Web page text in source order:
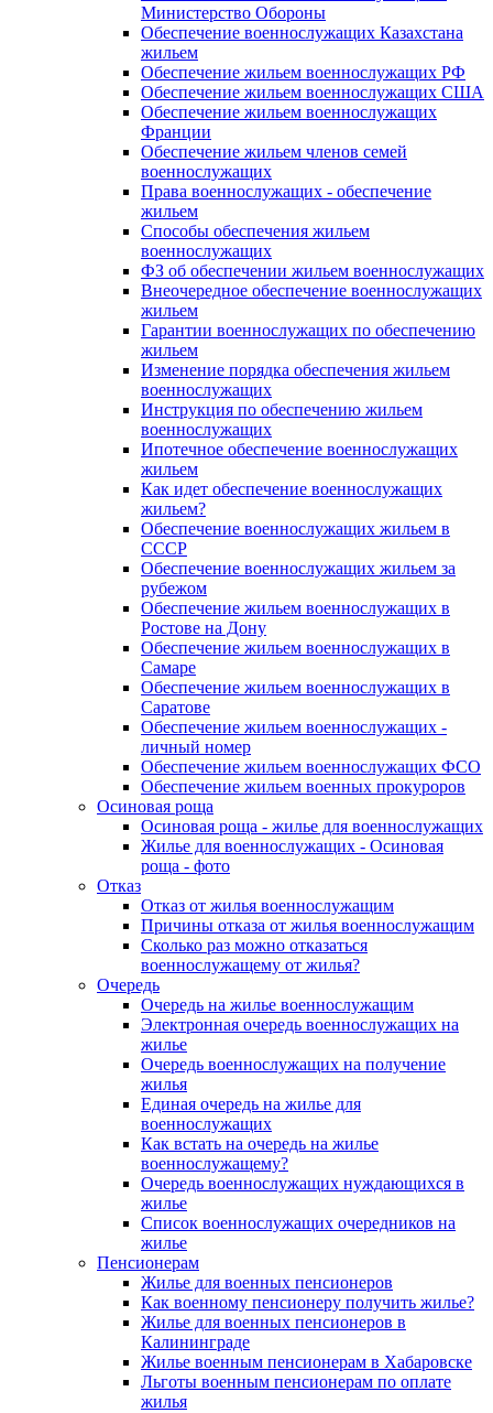
Министерство Обороны
Обеспечение военнослужащих Казахстана
жильем
Обеспечение жильем военнослужащих РФ
Обеспечение жильем военнослужащих США
Обеспечение жильем военнослужащих
Франции
Обеспечение жильем членов семей
военнослужащих
Права военнослужащих - обеспечение
жильем
Способы обеспечения жильем
военнослужащих
ФЗ об обеспечении жильем военнослужащих
Внеочередное обеспечение военнослужащих
жильем
Гарантии военнослужащих по обеспечению
жильем
Изменение порядка обеспечения жильем
военнослужащих
Инструкция по обеспечению жильем
военнослужащих
Ипотечное обеспечение военнослужащих
жильем
Как идет обеспечение военнослужащих
жильем?
Обеспечение военнослужащих жильем в
СССР
Обеспечение военнослужащих жильем за
рубежом
Обеспечение жильем военнослужащих в
Ростове на Дону
Обеспечение жильем военнослужащих в
Самаре
Обеспечение жильем военнослужащих в
Саратове
Обеспечение жильем военнослужащих -
личный номер
Обеспечение жильем военнослужащих ФСО
Обеспечение жильем военных прокуроров
Осиновая роща
Осиновая роща - жилье для военнослужащих
Жилье для военнослужащих - Осиновая
роща - фото
Отказ
Отказ от жилья военнослужащим
Причины отказа от жилья военнослужащим
Сколько раз можно отказаться
военнослужащему от жилья?
Очередь
Очередь на жилье военнослужащим
Электронная очередь военнослужащих на
жилье
Очередь военнослужащих на получение
жилья
Единая очередь на жилье для
военнослужащих
Как встать на очередь на жилье
военнослужащему?
Очередь военнослужащих нуждающихся в
жилье
Список военнослужащих очередников на
жилье
Пенсионерам
Жилье для военных пенсионеров
Как военному пенсионеру получить жилье?
Жилье для военных пенсионеров в
Калининграде
Жилье военным пенсионерам в Хабаровске
Льготы военным пенсионерам по оплате
жилья